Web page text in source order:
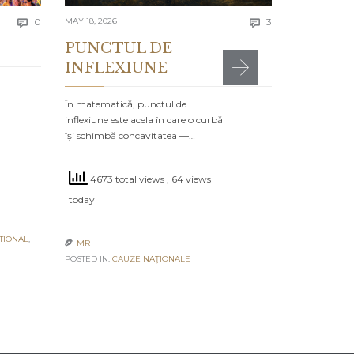
 0 Comments
,
MAY 18, 2026  3
PUNCTUL DE
INFLEXIUNE
În matematică, punctul de
inflexiune este acela în care o curbă
își schimbă concavitatea —…
4673 total views , 64 views
today
 MR
POSTED IN: CAUZE NAŢIONALE